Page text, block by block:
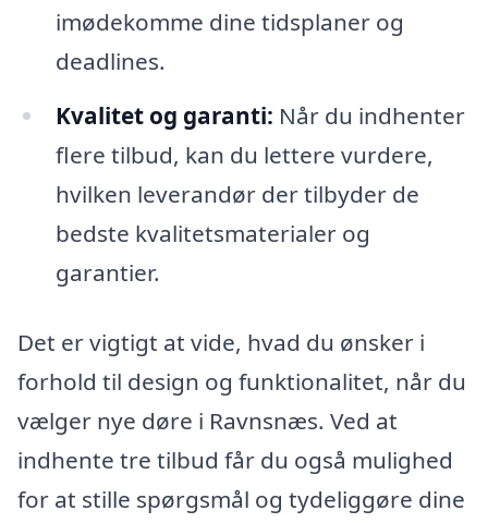
imødekomme dine tidsplaner og
deadlines.
Kvalitet og garanti: Når du indhenter
flere tilbud, kan du lettere vurdere,
hvilken leverandør der tilbyder de
bedste kvalitetsmaterialer og
garantier.
Det er vigtigt at vide, hvad du ønsker i
forhold til design og funktionalitet, når du
vælger nye døre i Ravnsnæs. Ved at
indhente tre tilbud får du også mulighed
for at stille spørgsmål og tydeliggøre dine